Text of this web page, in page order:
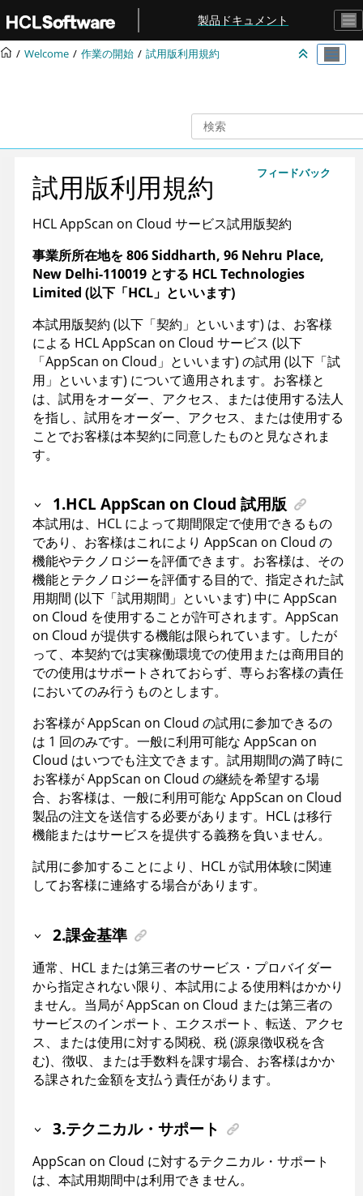
メインコンテンツにジャンプ
製品ドキュメント
Welcome 作業の開始 試用版利用規約
フィードバック
試用版利用規約
HCL AppScan on Cloud サービス試用版契約
事業所所在地を 806 Siddharth, 96 Nehru Place,
New Delhi-110019 とする HCL Technologies
Limited (以下「HCL」といいます)
本試用版契約 (以下「契約」といいます) は、お客様
による HCL AppScan on Cloud サービス (以下
「AppScan on Cloud」といいます) の試用 (以下「試
用」といいます) について適用されます。お客様と
は、試用をオーダー、アクセス、または使用する法人
を指し、試用をオーダー、アクセス、または使用する
ことでお客様は本契約に同意したものと見なされま
す。
1.HCL AppScan on Cloud 試用版
本試用は、HCL によって期間限定で使用できるもの
であり、お客様はこれにより AppScan on Cloud の
機能やテクノロジーを評価できます。お客様は、その
機能とテクノロジーを評価する目的で、指定された試
用期間 (以下「試用期間」といいます) 中に AppScan
on Cloud を使用することが許可されます。AppScan
on Cloud が提供する機能は限られています。したが
って、本契約では実稼働環境での使用または商用目的
での使用はサポートされておらず、専らお客様の責任
においてのみ行うものとします。
お客様が AppScan on Cloud の試用に参加できるの
は 1 回のみです。一般に利用可能な AppScan on
Cloud はいつでも注文できます。試用期間の満了時に
お客様が AppScan on Cloud の継続を希望する場
合、お客様は、一般に利用可能な AppScan on Cloud
製品の注文を送信する必要があります。HCL は移行
機能またはサービスを提供する義務を負いません。
試用に参加することにより、HCL が試用体験に関連
してお客様に連絡する場合があります。
2.課金基準
通常、HCL または第三者のサービス・プロバイダー
から指定されない限り、本試用による使用料はかかり
ません。当局が AppScan on Cloud または第三者の
サービスのインポート、エクスポート、転送、アクセ
ス、または使用に対する関税、税 (源泉徴収税を含
む)、徴収、または手数料を課す場合、お客様はかか
る課された金額を支払う責任があります。
3.テクニカル・サポート
AppScan on Cloud に対するテクニカル・サポート
は、本試用期間中は利用できません。